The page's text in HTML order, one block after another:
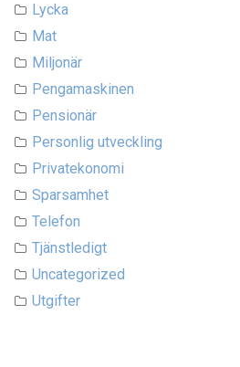
Lycka
Mat
Miljonär
Pengamaskinen
Pensionär
Personlig utveckling
Privatekonomi
Sparsamhet
Telefon
Tjänstledigt
Uncategorized
Utgifter